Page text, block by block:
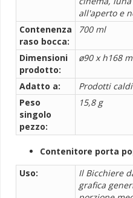
all'aperto e
Contenenza
raso bocca:
700 ml
Dimensioni
prodotto:
ø90 x h168
Adatto a:
Prodotti
Peso
singolo
pezzo:
15,8 g
Contenitore porta
Uso:
Il Bicchiere
grafica